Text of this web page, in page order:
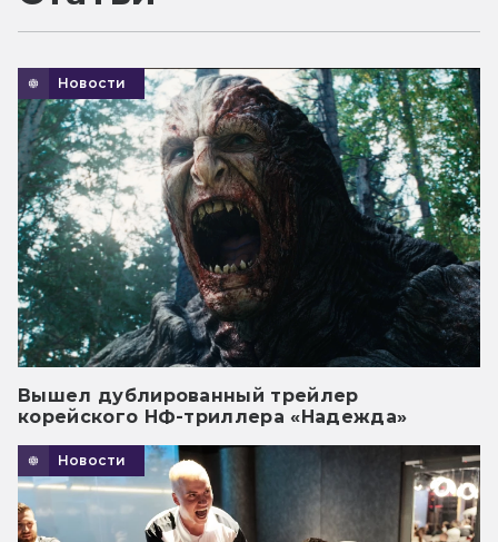
Новости
Вышел дублированный трейлер
корейского НФ-триллера «Надежда»
Новости